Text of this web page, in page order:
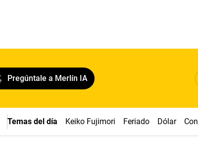
Pregúntale a Merlín IA
Temas del día Keiko Fujimori Feriado Dólar